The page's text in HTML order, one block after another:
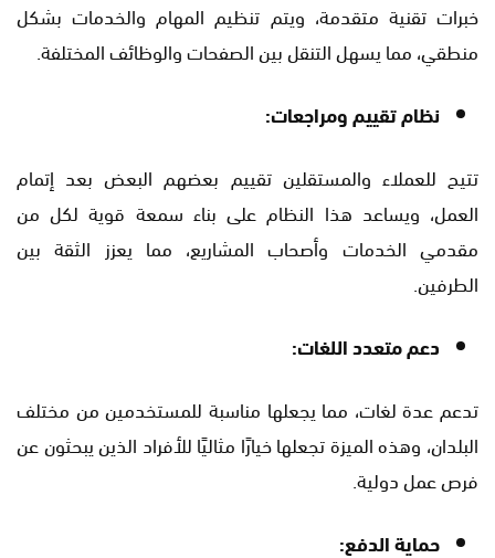
خبرات تقنية متقدمة، ويتم تنظيم المهام والخدمات بشكل
منطقي، مما يسهل التنقل بين الصفحات والوظائف المختلفة.
نظام تقييم ومراجعات:
تتيح للعملاء والمستقلين تقييم بعضهم البعض بعد إتمام
العمل، ويساعد هذا النظام على بناء سمعة قوية لكل من
مقدمي الخدمات وأصحاب المشاريع، مما يعزز الثقة بين
الطرفين.
دعم متعدد اللغات:
تدعم عدة لغات، مما يجعلها مناسبة للمستخدمين من مختلف
البلدان، وهذه الميزة تجعلها خيارًا مثاليًا للأفراد الذين يبحثون عن
فرص عمل دولية.
حماية الدفع: